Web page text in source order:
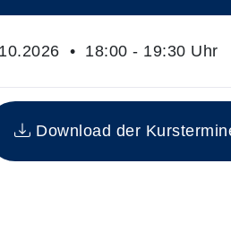
zum diesen Kurs
• 18:00 - 19:30 Uhr
Download der